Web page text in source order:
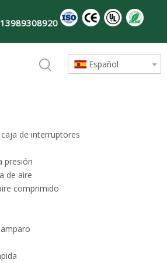
Español
de interruptores
presión
de aire
comprimido